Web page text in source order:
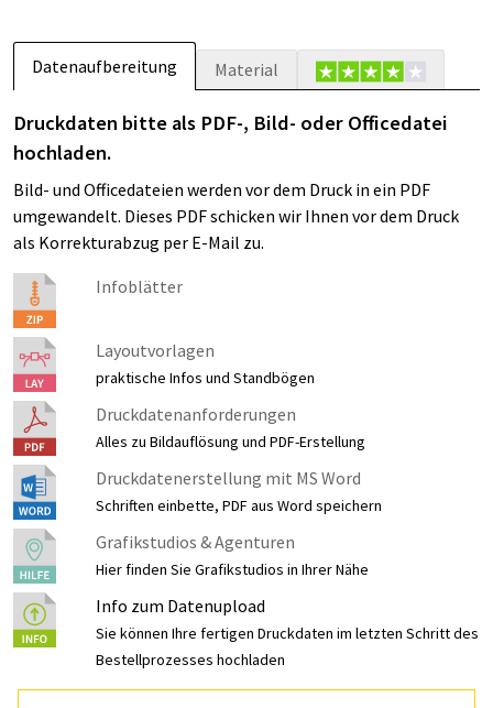
Datenaufbereitung Material
Druckdaten bitte als PDF-, Bild- oder Officedatei
hochladen.
Bild- und Officedateien werden vor dem Druck in ein PDF
umgewandelt. Dieses PDF schicken wir Ihnen vor dem Druck
als Korrekturabzug per E-Mail zu.
Infoblätter
Layoutvorlagen
praktische Infos und Standbögen
Druckdatenanforderungen
Alles zu Bildauflösung und PDF-Erstellung
Druckdatenerstellung mit MS Word
Schriften einbette, PDF aus Word speichern
Grafikstudios & Agenturen
Hier finden Sie Grafikstudios in Ihrer Nähe
Info zum Datenupload
Sie können Ihre fertigen Druckdaten im letzten Schritt des
Bestellprozesses hochladen